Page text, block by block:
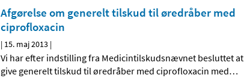
Afgørelse om generelt tilskud til øredråber med
ciprofloxacin
| 15. maj 2013 |
Vi har efter indstilling fra Medicintilskudsnævnet besluttet at
give generelt tilskud til øredråber med ciprofloxacin med…